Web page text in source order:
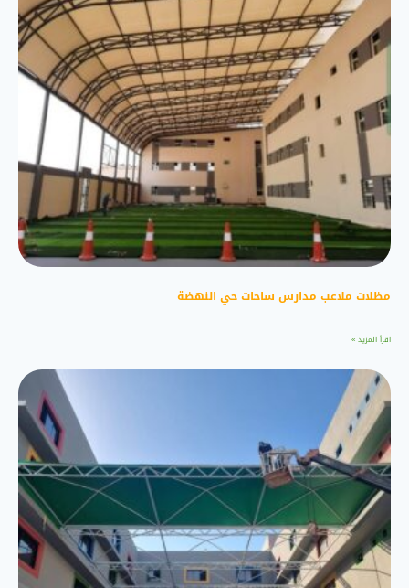
مظلات ملاعب مدارس ساحات حي النهضة
اقرأ المزيد »